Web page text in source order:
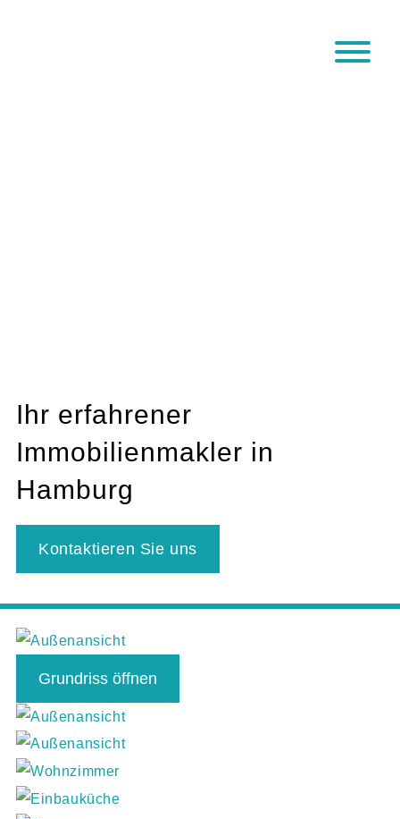
Ihr erfahrener
Immobilienmakler in
Hamburg
Kontaktieren Sie uns
Grundriss öffnen